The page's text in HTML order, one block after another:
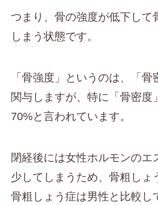
つまり、骨の強度が低下して
しまう状態です。
「骨強度」というのは、「
関与しますが、特に「骨密度
70%と言われています。
閉経後には女性ホルモンのエ
少してしまうため、骨粗しょ
骨粗しょう症は男性と比較し